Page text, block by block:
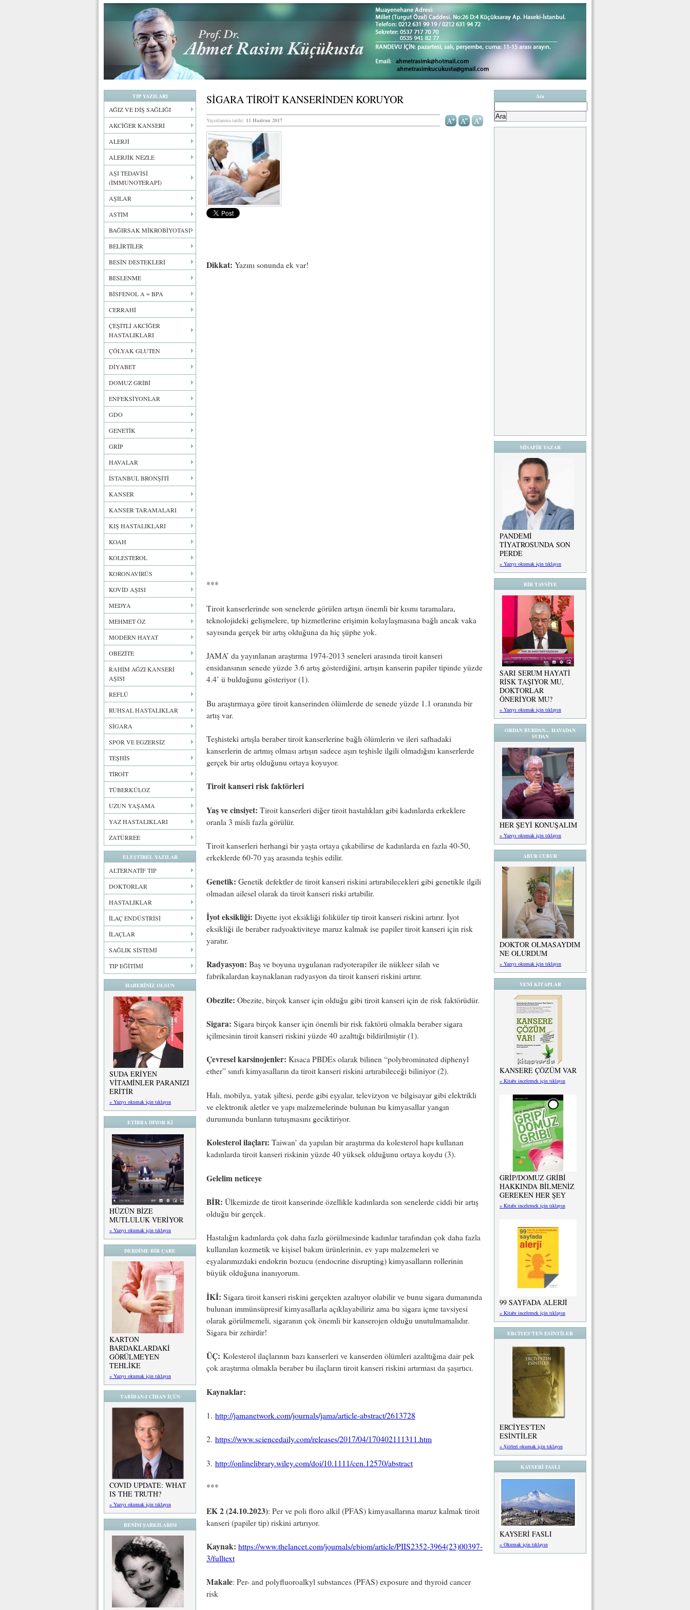
TIP YAZILARI
AĞIZ VE DİŞ SAĞLIĞI
AKCİĞER KANSERİ
ALERJİ
ALERJİK NEZLE
AŞI TEDAVİSİ
(İMMUNOTERAPİ)
AŞILAR
ASTIM
BAĞIRSAK MİKROBİYOTASI
BELİRTİLER
BESİN DESTEKLERİ
BESLENME
BİSFENOL A = BPA
CERRAHİ
ÇEŞİTLİ AKCİĞER
HASTALIKLARI
ÇÖLYAK GLUTEN
DİYABET
DOMUZ GRİBİ
ENFEKSİYONLAR
GDO
GENETİK
GRİP
HAVALAR
İSTANBUL BRONŞİTİ
KANSER
KANSER TARAMALARI
KIŞ HASTALIKLARI
KOAH
KOLESTEROL
KORONAVİRÜS
KOVİD AŞISI
MEDYA
MEHMET ÖZ
MODERN HAYAT
OBEZİTE
RAHİM AĞZI KANSERİ
AŞISI
REFLÜ
RUHSAL HASTALIKLAR
SİGARA
SPOR VE EGZERSİZ
TEŞHİS
TİROİT
TÜBERKÜLOZ
UZUN YAŞAMA
YAZ HASTALIKLARI
ZATÜRREE
ELEŞTİREL YAZILAR
ALTERNATİF TIP
DOKTORLAR
HASTALIKLAR
İLAÇ ENDÜSTRİSİ
İLAÇLAR
SAĞLIK SİSTEMİ
TIP EĞİTİMİ
HABERİNİZ OLSUN
SUDA ERİYEN
VİTAMİNLER PARANIZI
ERİTİR
» Yazıyı okumak için tıklayın
ETİBBA DİYOR Kİ
HÜZÜN BİZE
MUTLULUK VERİYOR
» Yazıyı okumak için tıklayın
DERDİME BİR ÇARE
KARTON
BARDAKLARDAKİ
GÖRÜLMEYEN
TEHLİKE
» Yazıyı okumak için tıklayın
TABİBAN-I CİHAN İÇÜN
COVID UPDATE: WHAT
IS THE TRUTH?
» Yazıyı okumak için tıklayın
BENİM ŞARKILARIM
SİGARA TİROİT KANSERİNDEN KORUYOR
Yayınlanma tarihi: 11 Haziran 2017
Dikkat: Yazını sonunda ek var!
***
Tiroit kanserlerinde son senelerde görülen artışın önemli bir kısmı taramalara,
teknolojideki gelişmelere, tıp hizmetlerine erişimin kolaylaşmasına bağlı ancak vaka
sayısında gerçek bir artış olduğuna da hiç şüphe yok.
JAMA’ da yayınlanan araştırma 1974-2013 seneleri arasında tiroit kanseri
ensidansının senede yüzde 3.6 artış gösterdiğini, artışın kanserin papiler tipinde yüzde
4.4’ ü bulduğunu gösteriyor (1).
Bu araştırmaya göre tiroit kanserinden ölümlerde de senede yüzde 1.1 oranında bir
artış var.
Teşhisteki artışla beraber tiroit kanserlerine bağlı ölümlerin ve ileri safhadaki
kanserlerin de artmış olması artışın sadece aşırı teşhisle ilgili olmadığını kanserlerde
gerçek bir artış olduğunu ortaya koyuyor.
Tiroit kanseri risk faktörleri
Yaş ve cinsiyet: Tiroit kanserleri diğer tiroit hastalıkları gibi kadınlarda erkeklere
oranla 3 misli fazla görülür.
Tiroit kanserleri herhangi bir yaşta ortaya çıkabilirse de kadınlarda en fazla 40-50,
erkeklerde 60-70 yaş arasında teşhis edilir.
Genetik: Genetik defektler de tiroit kanseri riskini artırabilecekleri gibi genetikle ilgili
olmadan ailesel olarak da tiroit kanseri riski artabilir.
İyot eksikliği: Diyette iyot eksikliği foliküler tip tiroit kanseri riskini artırır. İyot
eksikliği ile beraber radyoaktiviteye maruz kalmak ise papiler tiroit kanseri için risk
yaratır.
Radyasyon: Baş ve boyuna uygulanan radyoterapiler ile nükleer silah ve
fabrikalardan kaynaklanan radyasyon da tiroit kanseri riskini artırır.
Obezite: Obezite, birçok kanser için olduğu gibi tiroit kanseri için de risk faktörüdür.
Sigara: Sigara birçok kanser için önemli bir risk faktörü olmakla beraber sigara
içilmesinin tiroit kanseri riskini yüzde 40 azalttığı bildirilmiştir (1).
Çevresel karsinojenler: Kısaca PBDEs olarak bilinen “polybrominated diphenyl
ether” sınıfı kimyasalların da tiroit kanseri riskini artırabileceği biliniyor (2).
Halı, mobilya, yatak şiltesi, perde gibi eşyalar, televizyon ve bilgisayar gibi elektrikli
ve elektronik aletler ve yapı malzemelerinde bulunan bu kimyasallar yangın
durumunda bunların tutuşmasını geciktiriyor.
Kolesterol ilaçları: Taiwan’ da yapılan bir araştırma da kolesterol hapı kullanan
kadınlarda tiroit kanseri riskinin yüzde 40 yüksek olduğunu ortaya koydu (3).
Gelelim neticeye
BİR: Ülkemizde de tiroit kanserinde özellikle kadınlarda son senelerde ciddi bir artış
olduğu bir gerçek.
Hastalığın kadınlarda çok daha fazla görülmesinde kadınlar tarafından çok daha fazla
kullanılan kozmetik ve kişisel bakım ürünlerinin, ev yapı malzemeleri ve
eşyalarımızdaki endokrin bozucu (endocrine disrupting) kimyasalların rollerinin
büyük olduğuna inanıyorum.
İKİ: Sigara tiroit kanseri riskini gerçekten azaltıyor olabilir ve bunu sigara dumanında
bulunan immünsüpresif kimyasallarla açıklayabiliriz ama bu sigara içme tavsiyesi
olarak görülmemeli, sigaranın çok önemli bir kanserojen olduğu unutulmamalıdır.
Sigara bir zehirdir!
ÜÇ: Kolesterol ilaçlarının bazı kanserleri ve kanserden ölümleri azalttığına dair pek
çok araştırma olmakla beraber bu ilaçların tiroit kanseri riskini artırması da şaşırtıcı.
Kaynaklar:
1. http://jamanetwork.com/journals/jama/article-abstract/2613728
2. https://www.sciencedaily.com/releases/2017/04/170402111311.htm
3. http://onlinelibrary.wiley.com/doi/10.1111/cen.12570/abstract
***
EK 2 (24.10.2023): Per ve poli floro alkil (PFAS) kimyasallarına maruz kalmak tiroit
kanseri (papiler tip) riskini artırıyor.
Kaynak: https://www.thelancet.com/journals/ebiom/article/PIIS2352-3964(23)00397-
3/fulltext
Makale: Per- and polyfluoroalkyl substances (PFAS) exposure and thyroid cancer
risk
Ara
MİSAFİR YAZAR
PANDEMİ
TİYATROSUNDA SON
PERDE
» Yazıyı okumak için tıklayın
BİR TAVSİYE
SARI SERUM HAYATİ
RİSK TAŞIYOR MU,
DOKTORLAR
ÖNERİYOR MU?
» Yazıyı okumak için tıklayın
ORDAN BURDAN... HAVADAN
SUDAN
HER ŞEYİ KONUŞALIM
» Yazıyı okumak için tıklayın
ABUR CUBUR
DOKTOR OLMASAYDIM
NE OLURDUM
» Yazıyı okumak için tıklayın
YENİ KİTAPLAR
KANSERE ÇÖZÜM VAR
» Kitabı incelemek için tıklayın
GRİP/DOMUZ GRİBİ
HAKKINDA BİLMENİZ
GEREKEN HER ŞEY
» Kitabı incelemek için tıklayın
99 SAYFADA ALERJİ
» Kitabı incelemek için tıklayın
ERCİYES'TEN ESİNTİLER
ERCİYES'TEN
ESİNTİLER
» Şiirleri okumak için tıklayın
KAYSERİ FASLI
KAYSERİ FASLI
» Okumak için tıklayın